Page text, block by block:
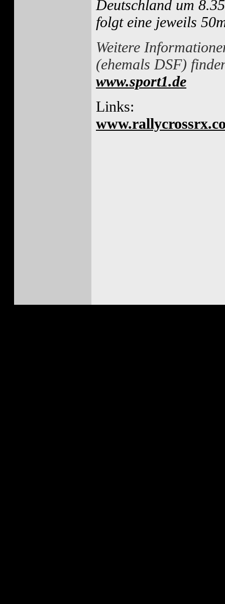
Deutschland um
folgt eine jeweils
Weitere
(ehemals DSF)
www.sport1.de
Links: